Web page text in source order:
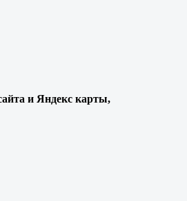
и Яндекс карты,